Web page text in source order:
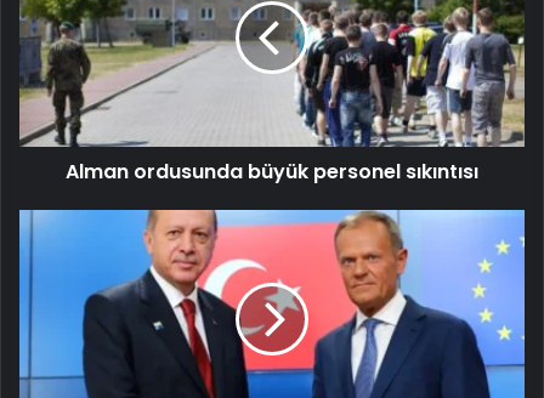
Alman ordusunda büyük personel sıkıntısı